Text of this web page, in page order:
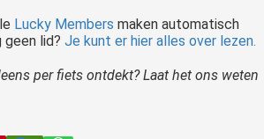
Lucky Members maken automatisch
lid? Je kunt er hier alles over lezen.
per fiets ontdekt? Laat het ons weten